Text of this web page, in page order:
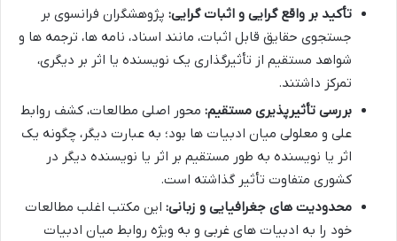
تأکید بر واقع گرایی و اثبات گرایی: پژوهشگران فرانسوی بر
جستجوی حقایق قابل اثبات، مانند اسناد، نامه ها، ترجمه ها و
شواهد مستقیم از تأثیرگذاری یک نویسنده یا اثر بر دیگری،
تمرکز داشتند.
بررسی تأثیرپذیری مستقیم: محور اصلی مطالعات، کشف روابط
علی و معلولی میان ادبیات ها بود؛ به عبارت دیگر، چگونه یک
اثر یا نویسنده به طور مستقیم بر اثر یا نویسنده دیگر در
کشوری متفاوت تأثیر گذاشته است.
محدودیت های جغرافیایی و زبانی: این مکتب اغلب مطالعات
خود را به ادبیات های غربی و به ویژه روابط میان ادبیات